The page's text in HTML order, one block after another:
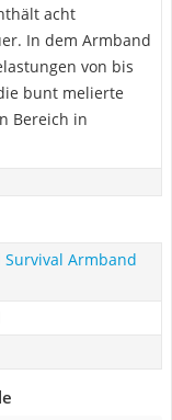
acht
In dem Armband
von bis
bunt melierte
Bereich in
Survival Armband